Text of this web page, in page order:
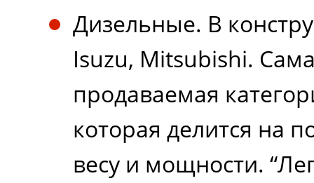
Дизельные. В
Isuzu, Mitsubishi.
продаваемая
которая делится на
весу и мощности.